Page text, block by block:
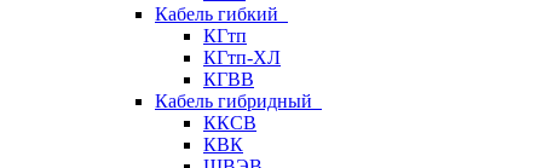
Кабель гибкий
КГтп
КГтп-ХЛ
КГВВ
Кабель гибридный
ККСВ
КВК